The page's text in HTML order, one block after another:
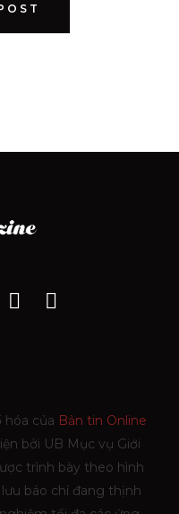
hóa của Bản tin Online
bởi UB Mục vụ Giới
trình bày theo hình
báo chí đang thịnh